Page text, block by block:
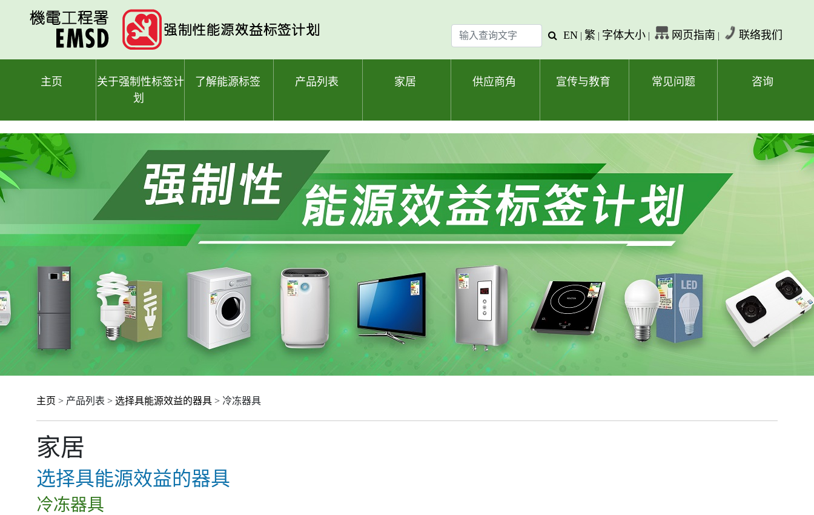
输
入
查
查
字
EN | 繁 | 字体大小 | 网页指南 | 联络我们
主页
关于强制性标签计
划
了解能源标签 产品列表 家居 供应商角 宣传与教育 常见问题 咨询
主页 > 产品列表 > 选择具能源效益的器具 > 冷冻器具
家居
选择具能源效益的器具
冷冻器具